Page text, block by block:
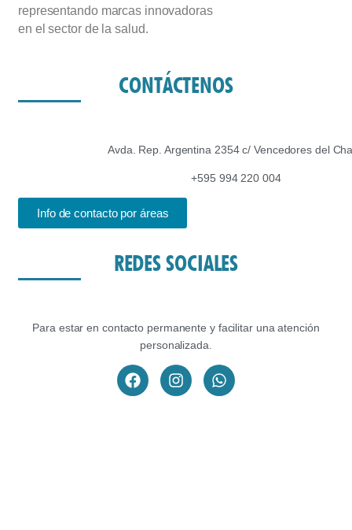
representando marcas innovadoras
en el sector de la salud.
CONTÁCTENOS
Avda. Rep. Argentina 2354 c/ Vencedores del
+595 994 220 004
Info de contacto por áreas
REDES SOCIALES
Para estar en contacto permanente y facilitar una atención
personalizada.